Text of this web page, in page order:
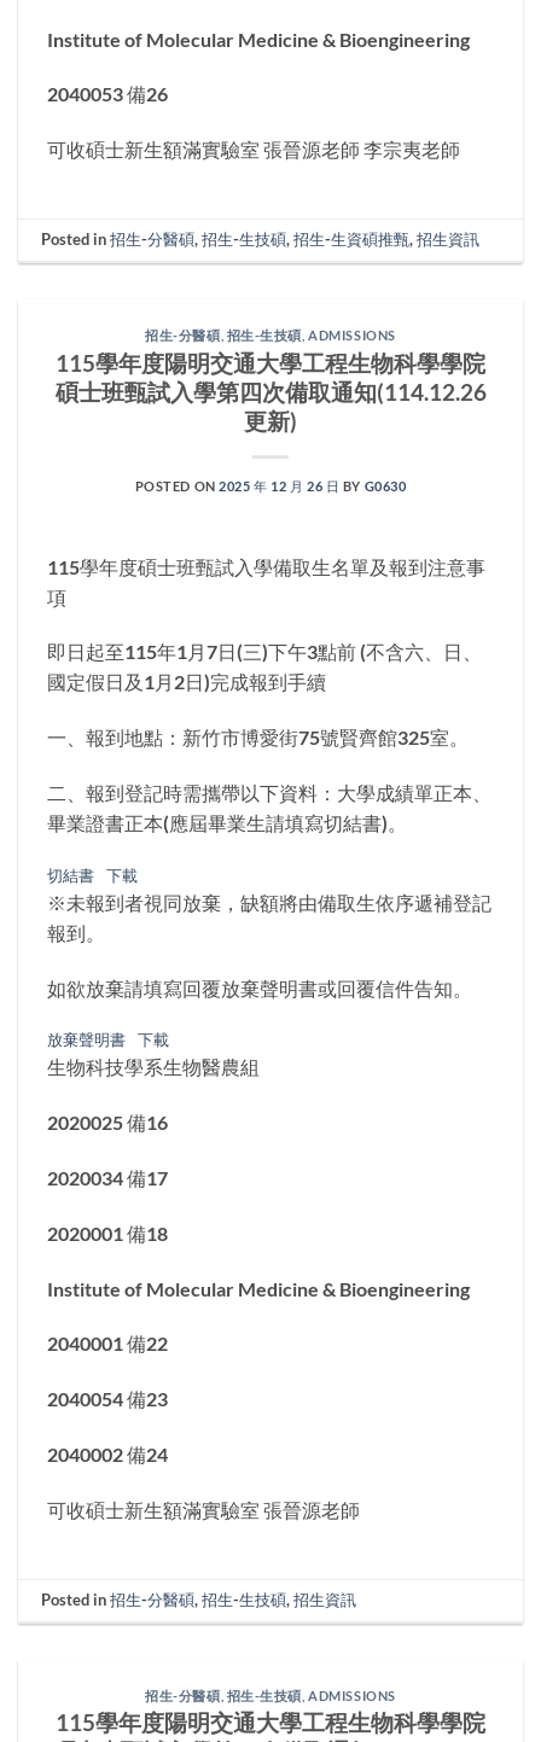
Institute of Molecular Medicine & Bioengineering
2040053 備26
可收碩士新生額滿實驗室 張晉源老師 李宗夷老師
Posted in招生-分醫碩,招生-生技碩,招生-生資碩推甄,招生資訊
招生-分醫碩 招生-生技碩 ,ADMISSIONS
115學年度陽明交通大學工程生物科學學院
碩士班甄試入學第四次備取通知(114.12.26
更新)
POSTED ON2025 年 12 月 26 日 BY G0630
115學年度碩士班甄試入學備取生名單及報到注意事
項
即日起至115年1月7日(三)下午3點前 (不含六、日、
國定假日及1月2日)完成報到手續
一、報到地點：新竹市博愛街75號賢齊館325室。
二、報到登記時需攜帶以下資料：大學成績單正本、
畢業證書正本(應屆畢業生請填寫切結書)。
切結書 下載
※未報到者視同放棄，缺額將由備取生依序遞補登記
報到。
如欲放棄請填寫回覆放棄聲明書或回覆信件告知。
放棄聲明書 下載
生物科技學系生物醫農組
2020025 備16
2020034 備17
2020001 備18
Institute of Molecular Medicine & Bioengineering
2040001 備22
2040054 備23
2040002 備24
可收碩士新生額滿實驗室 張晉源老師
Posted in招生-分醫碩,招生-生技碩,招生資訊
招生-分醫碩 招生-生技碩 ,ADMISSIONS
115學年度陽明交通大學工程生物科學學院